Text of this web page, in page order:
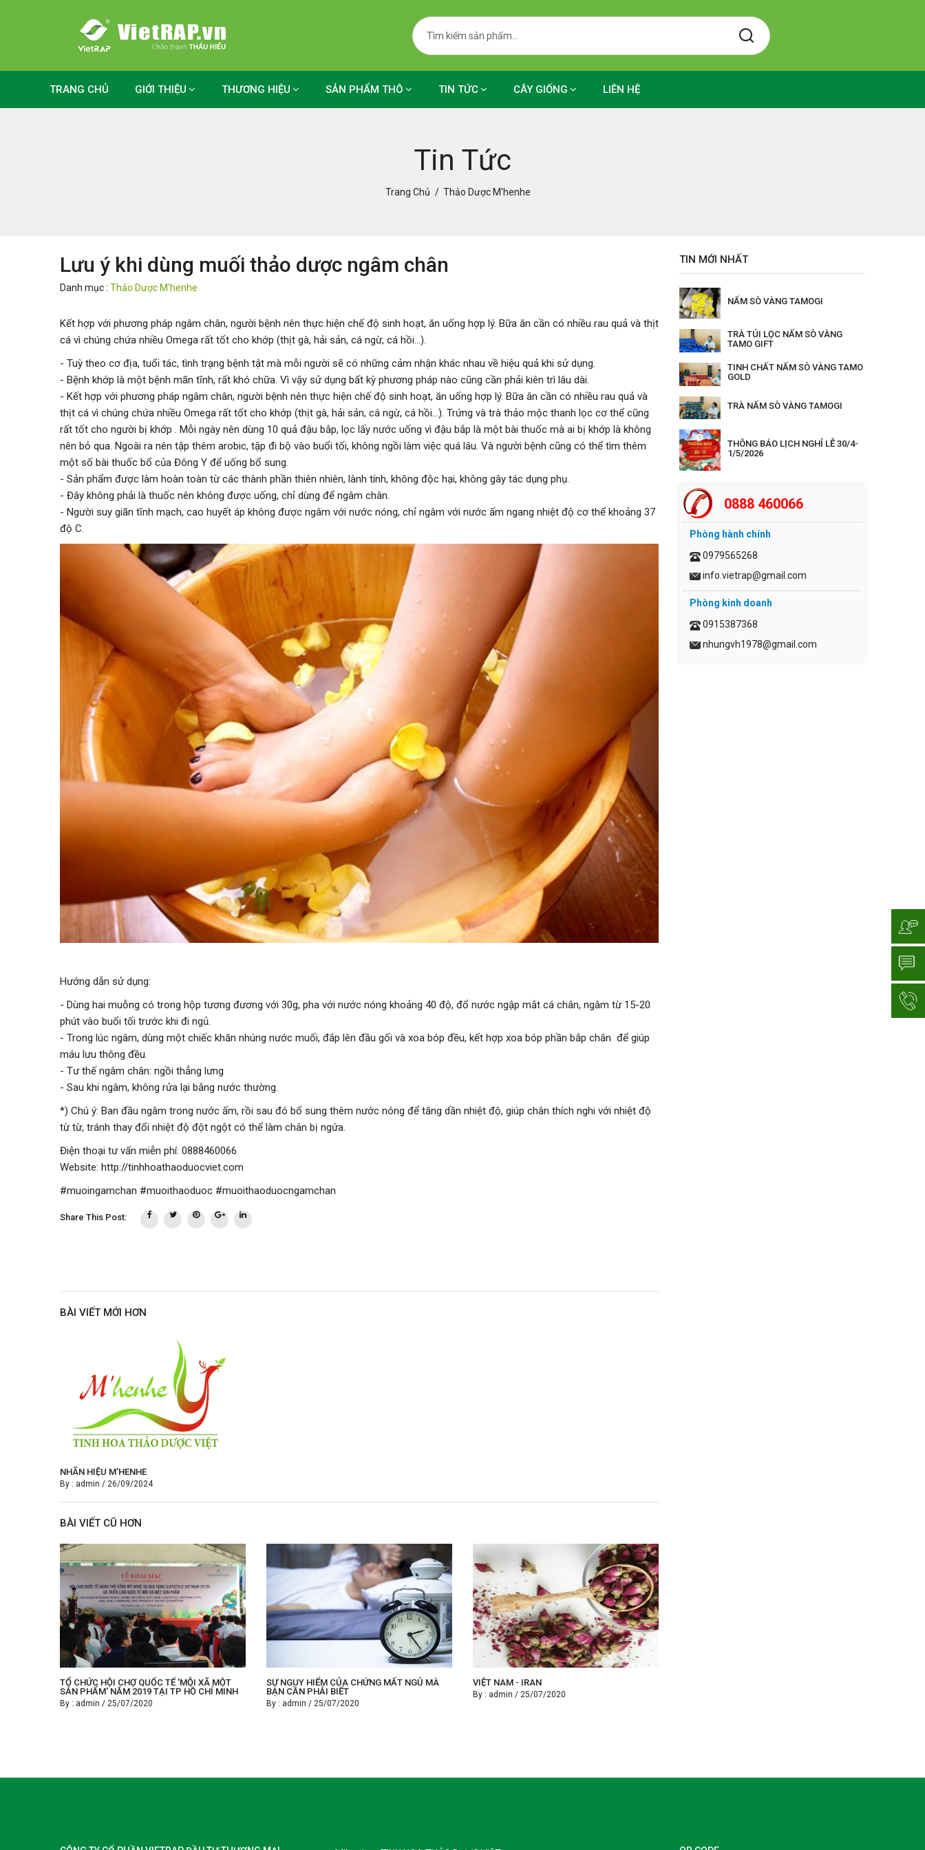
TRANG CHỦ GIỚI THIỆU THƯƠNG HIỆU SẢN PHẨM THÔ TIN TỨC CÂY GIỐNG LIÊN HỆ
Tin Tức
Trang Chủ Thảo Dược M'henhe
Lưu ý khi dùng muối thảo dược ngâm chân
Danh mục : Thảo Dược M'henhe
Kết hợp với phương pháp ngâm chân, người bệnh nên thực hiện chế độ sinh hoạt, ăn uống hợp lý. Bữa ăn cần có nhiều rau quả và thịt
cá vì chúng chứa nhiều Omega rất tốt cho khớp (thịt gà, hải sản, cá ngừ, cá hồi…).
- Tuỳ theo cơ địa, tuổi tác, tình trạng bệnh tật mà mỗi người sẽ có những cảm nhận khác nhau về hiệu quả khi sử dụng.
- Bệnh khớp là một bệnh mãn tĩnh, rất khó chữa. Vì vậy sử dụng bất kỳ phương pháp nào cũng cần phải kiên trì lâu dài.
- Kết hợp với phương pháp ngâm chân, người bệnh nên thực hiện chế độ sinh hoạt, ăn uống hợp lý. Bữa ăn cần có nhiều rau quả và
thịt cá vì chúng chứa nhiều Omega rất tốt cho khớp (thịt gà, hải sản, cá ngừ, cá hồi…). Trứng và trà thảo mộc thanh lọc cơ thể cũng
rất tốt cho người bị khớp . Mỗi ngày nên dùng 10 quả đậu bắp, lọc lấy nước uống vì đậu bắp là một bài thuốc mà ai bị khớp là không
nên bỏ qua. Ngoài ra nên tập thêm arobic, tập đi bộ vào buổi tối, không ngồi làm việc quá lâu. Và người bệnh cũng có thể tìm thêm
một số bài thuốc bổ của Đông Y để uống bổ sung.
- Sản phẩm được làm hoàn toàn từ các thành phần thiên nhiên, lành tính, không độc hại, không gây tác dụng phụ.
- Đây không phải là thuốc nên không được uống, chỉ dùng để ngâm chân.
- Người suy giãn tĩnh mạch, cao huyết áp không được ngâm với nước nóng, chỉ ngâm với nước ấm ngang nhiệt độ cơ thể khoảng 37
độ C.
Hướng dẫn sử dụng:
- Dùng hai muỗng có trong hộp tương đương với 30g, pha với nước nóng khoảng 40 độ, đổ nước ngập mắt cá chân, ngâm từ 15-20
phút vào buổi tối trước khi đi ngủ.
- Trong lúc ngâm, dùng một chiếc khăn nhúng nước muối, đắp lên đầu gối và xoa bóp đều, kết hợp xoa bóp phần bắp chân để giúp
máu lưu thông đều.
- Tư thế ngâm chân: ngồi thẳng lưng
- Sau khi ngâm, không rửa lại bằng nước thường.
*) Chú ý: Ban đầu ngâm trong nước ấm, rồi sau đó bổ sung thêm nước nóng để tăng dần nhiệt độ, giúp chân thích nghi với nhiệt độ
từ từ, tránh thay đổi nhiệt độ đột ngột có thể làm chân bị ngứa.
Điện thoại tư vấn miễn phí: 0888460066
Website: http://tinhhoathaoduocviet.com
#muoingamchan #muoithaoduoc #muoithaoduocngamchan
Share This Post:
BÀI VIẾT MỚI HƠN
NHÃN HIỆU M'HENHE
By : admin / 26/09/2024
BÀI VIẾT CŨ HƠN
TỔ CHỨC HỘI CHỢ QUỐC TẾ 'MỖI XÃ MỘT
SẢN PHẨM' NĂM 2019 TẠI TP HỒ CHÍ MINH
By : admin / 25/07/2020
SỰ NGUY HIỂM CỦA CHỨNG MẤT NGỦ MÀ
BẠN CẦN PHẢI BIẾT
By : admin / 25/07/2020
VIỆT NAM - IRAN
By : admin / 25/07/2020
TIN MỚI NHẤT
NẤM SÒ VÀNG TAMOGI
TRÀ TÚI LỌC NẤM SÒ VÀNG
TAMO GIFT
TINH CHẤT NẤM SÒ VÀNG TAMO
GOLD
TRÀ NẤM SÒ VÀNG TAMOGI
THÔNG BÁO LỊCH NGHỈ LỄ 30/4-
1/5/2026
0888 460066
Phòng hành chính
0979565268
info.vietrap@gmail.com
Phòng kinh doanh
0915387368
nhungvh1978@gmail.com